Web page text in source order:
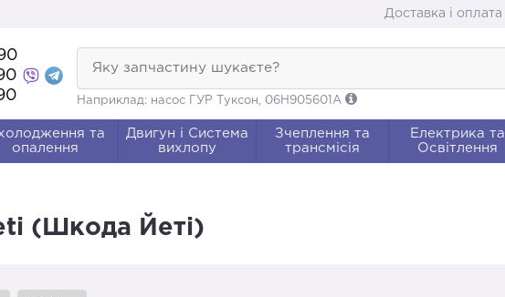
Доставка і оплата
Яку запчастину шукаєте?
Наприклад: насос ГУР Туксон, 06H905601A
та
опалення
Двигун і Система
вихлопу
Зчеплення та
трансмісія
Електрика та
Освітлення
(Шкода Йеті)